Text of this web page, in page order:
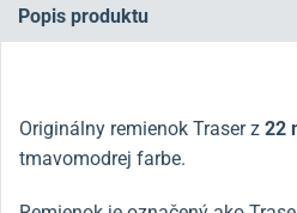
Popis produktu
Originálny remienok Traser z 22
tmavomodrej farbe.